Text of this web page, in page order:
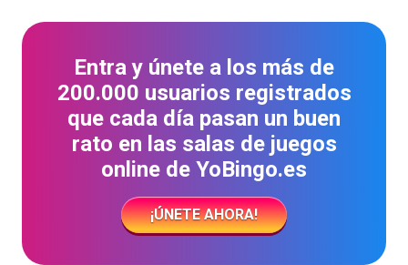
Entra y únete a los más de
200.000 usuarios registrados
que cada día pasan un buen
rato en las salas de juegos
online de YoBingo.es
¡ÚNETE AHORA!